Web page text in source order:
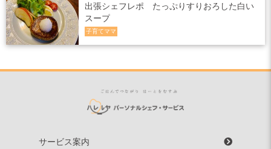
出張シェフレポ たっぷりすりおろした白い
スープ
子育てママ
サービス案内